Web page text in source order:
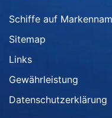
Schiffe auf
Sitemap
Links
Gewährleistung
Datenschutzerklärung